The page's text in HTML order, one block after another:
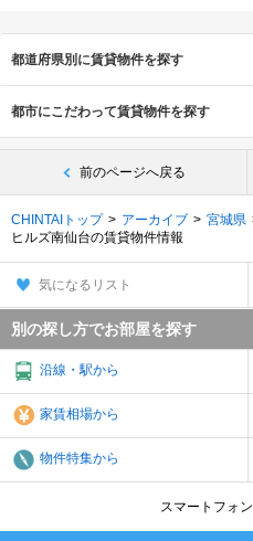
都道府県別に賃貸物件を探す
都市にこだわって賃貸物件を探す
前のページへ戻る
CHINTAIトップ アーカイブ 宮城県
ヒルズ南仙台の賃貸物件情報
気になるリスト
別の探し方でお部屋を探す
沿線・駅から
家賃相場から
物件特集から
スマートフォン